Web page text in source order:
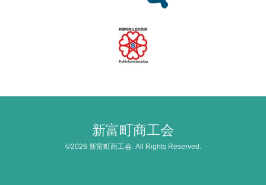
新富町商工会
©2026 新富町商工会. All Rights Reserved.